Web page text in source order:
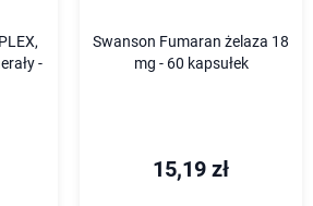
-
Swanson Fumaran żelaza 18
mg - 60 kapsułek
15,19 zł